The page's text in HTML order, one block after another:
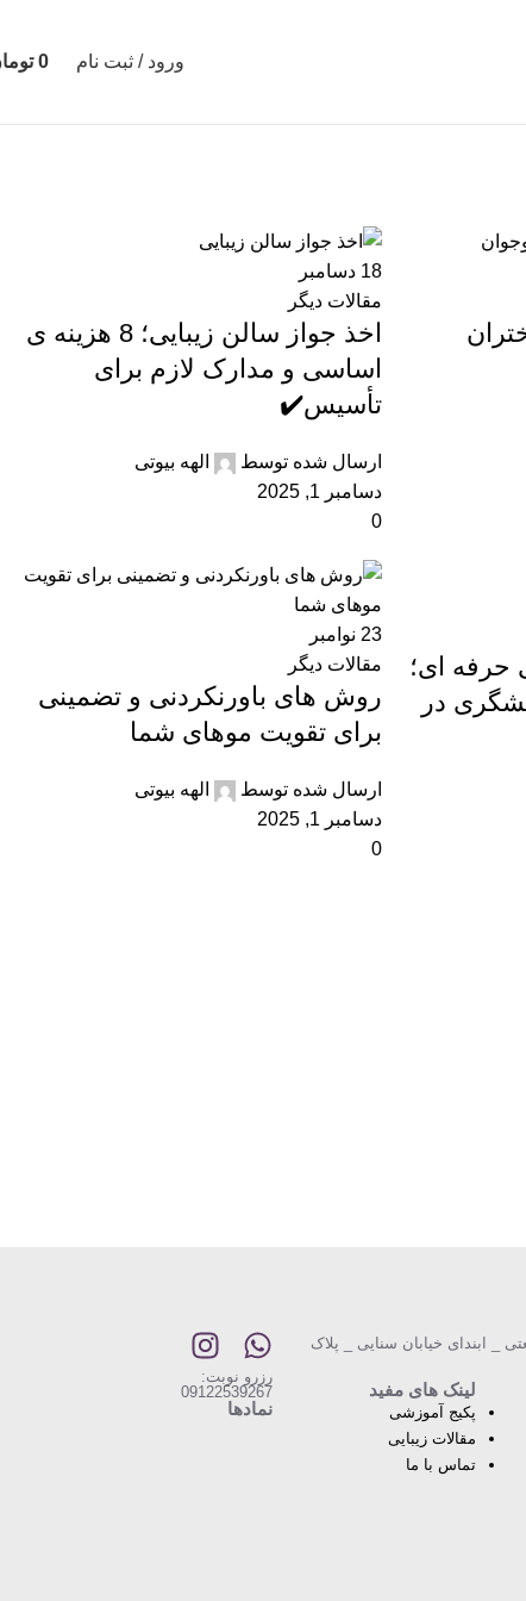
ورود / ثبت نام 0
18 دسامبر
مقالات دیگر
اخذ جواز سالن زیبایی؛ 8 هزینه ی
اساسی و مدارک لازم برای
تأسیس✔️
ارسال شده توسط
الهه بیوتی
دسامبر 1, 2025
0
حرفه ای؛
در
23 نوامبر
مقالات دیگر
روش های باورنکردنی و تضمینی
برای تقویت موهای شما
ارسال شده توسط
الهه بیوتی
دسامبر 1, 2025
0
_ ابندای خیابان سنایی _ پلاک
لینک های مفید
پکیج آموزشی
مقالات زیبایی
تماس با ما
رزرو نوبت:
09122539267
نمادها